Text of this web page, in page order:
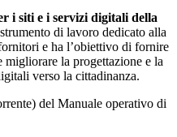
i siti e i servizi digitali della
di lavoro dedicato alla
e ha l’obiettivo di fornire
la progettazione e la
verso la cittadinanza.
del Manuale operativo di